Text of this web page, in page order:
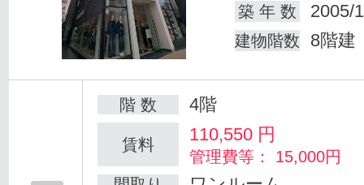
築 年 数
2005/
建物階数 8階建
階 数 4階
賃料 110,550 円
管理費等： 15,000円